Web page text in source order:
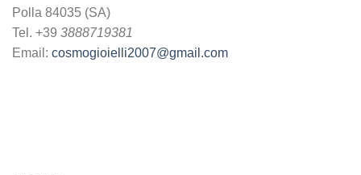
Polla 84035 (SA)
Tel. +39 3888719381
Email: cosmogioielli2007@gmail.com